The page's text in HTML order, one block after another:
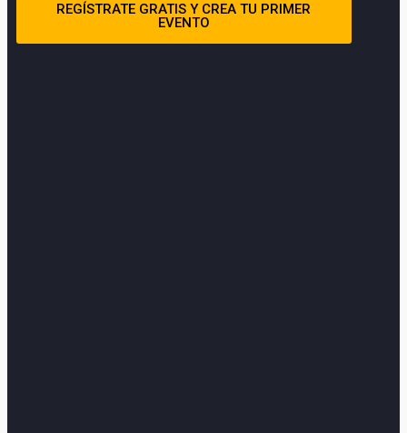
REGÍSTRATE GRATIS Y CREA TU PRIMER
EVENTO